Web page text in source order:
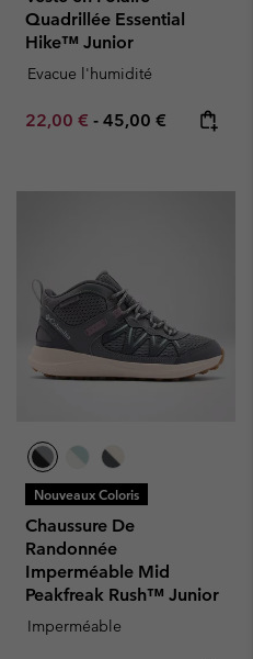
Quadrillée Essential
Hike™ Junior
Evacue l'humidité
Minimum sale price:
22,00 € - Maximum price:
45,00 €
Nouveaux Coloris
Chaussure De
Randonnée
Imperméable Mid
Peakfreak Rush™ Junior
Imperméable